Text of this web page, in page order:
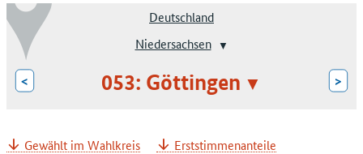
Deutschland
Niedersachsen
< 053: Göttingen >
Gewählt im Wahlkreis
Erststimmenanteile